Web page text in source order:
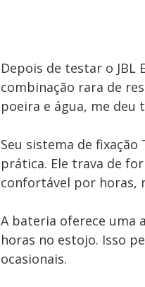
Depois de testar o JBL
combinação rara de
poeira e água, me
Seu sistema de
prática. Ele trava de
confortável por horas,
A bateria oferece uma
horas no estojo. Isso
ocasionais.